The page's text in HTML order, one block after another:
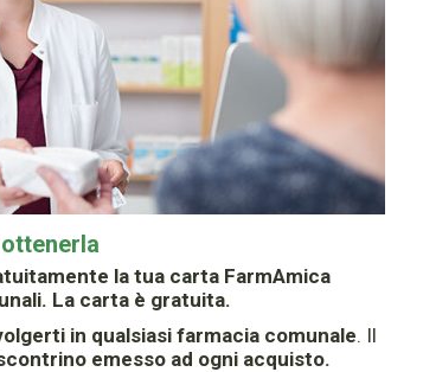
la tua carta FarmAmica
La carta è gratuita.
in qualsiasi farmacia comunale. Il
emesso ad ogni acquisto.